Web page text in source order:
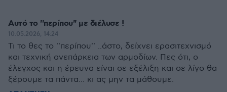
Αυτό το ''περίπου'' με διέλυσε !
10.05.2026, 14:24
Τι το θες το ''περίπου'' ..άστο, δείχνει ερασιτεχνισμό
και τεχνική ανεπάρκεια των αρμοδίων. Πες ότι, ο
έλεγχος και η έρευνα είναι σε εξέλιξη και σε λίγο θα
ξέρουμε τα πάντα... κι ας μην τα μάθουμε.